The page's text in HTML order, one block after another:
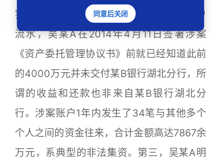
实时了解账户资金情况。根据涉案银行账户
流水，吴某A在2014年4月11日签署涉案
《资产委托管理协议书》前就已经知道此前
的4000万元并未交付某B银行湖北分行，所
谓的收益和还款也非来自某B银行湖北分
行。涉案账户1年内发生了34笔与其他多个
个人之间的资金往来，合计金额高达7867余
万元，系典型的非法集资。第三，吴某A明
同意后关闭